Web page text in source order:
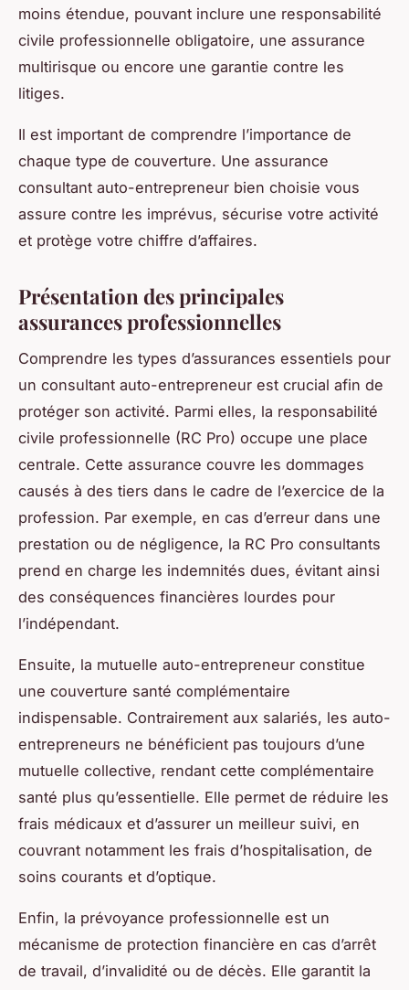
moins étendue, pouvant inclure une responsabilité
civile professionnelle obligatoire, une assurance
multirisque ou encore une garantie contre les
litiges.
Il est important de comprendre l’importance de
chaque type de couverture. Une assurance
consultant auto-entrepreneur bien choisie vous
assure contre les imprévus, sécurise votre activité
et protège votre chiffre d’affaires.
Présentation des principales
assurances professionnelles
Comprendre les types d’assurances essentiels pour
un consultant auto-entrepreneur est crucial afin de
protéger son activité. Parmi elles, la responsabilité
civile professionnelle (RC Pro) occupe une place
centrale. Cette assurance couvre les dommages
causés à des tiers dans le cadre de l’exercice de la
profession. Par exemple, en cas d’erreur dans une
prestation ou de négligence, la RC Pro consultants
prend en charge les indemnités dues, évitant ainsi
des conséquences financières lourdes pour
l’indépendant.
Ensuite, la mutuelle auto-entrepreneur constitue
une couverture santé complémentaire
indispensable. Contrairement aux salariés, les auto-
entrepreneurs ne bénéficient pas toujours d’une
mutuelle collective, rendant cette complémentaire
santé plus qu’essentielle. Elle permet de réduire les
frais médicaux et d’assurer un meilleur suivi, en
couvrant notamment les frais d’hospitalisation, de
soins courants et d’optique.
Enfin, la prévoyance professionnelle est un
mécanisme de protection financière en cas d’arrêt
de travail, d’invalidité ou de décès. Elle garantit la